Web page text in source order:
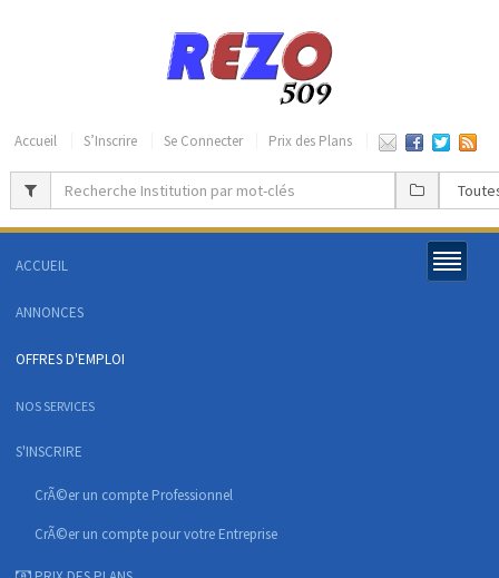
Accueil S’Inscrire Se Connecter Prix des Plans
ACCUEIL
ANNONCES
OFFRES D'EMPLOI
NOS SERVICES
S'INSCRIRE
CrÃ©er un compte Professionnel
CrÃ©er un compte pour votre Entreprise